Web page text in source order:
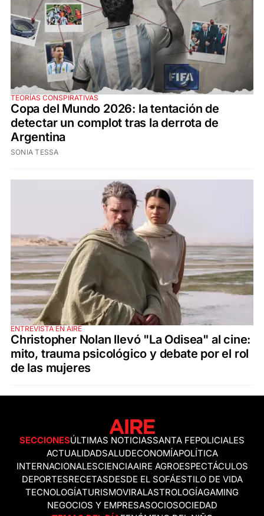
TEORÍAS CONSPIRATIVAS
Copa del Mundo 2026: la tentación de
detectar un complot tras la derrota de
Argentina
SONIA TESSA
ENTREVISTA EN AIRE
Christopher Nolan llevó "La Odisea" al cine:
mito, trauma psicológico y debate por el rol
de las mujeres
SECCIONESÚLTIMAS NOTICIASSANTA FEPOLICIALES
ACTUALIDADSALUDECONOMÍAPOLÍTICA
INTERNACIONALESCIENCIAAIRE AGROESPECTÁCULOS
DEPORTESRECETASDESDE EL SOFÁESTILO DE VIDA
TECNOLOGÍATURISMOVIRALASTROLOGÍAGAMING
NEGOCIOS Y EMPRESASOCIOSOCIEDAD